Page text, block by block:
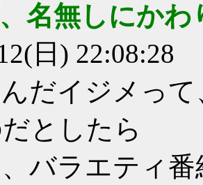
名無しにか
日) 22:08:28
だイジメっ
としたら
バラエティ